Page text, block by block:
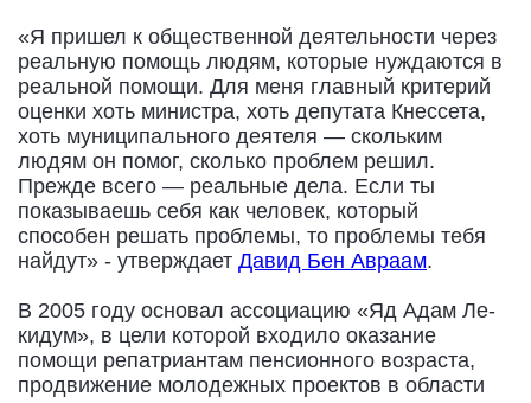
«Я пришел к общественной деятельности через
реальную помощь людям, которые нуждаются в
реальной помощи. Для меня главный критерий
оценки хоть министра, хоть депутата Кнессета,
хоть муниципального деятеля — скольким
людям он помог, сколько проблем решил.
Прежде всего — реальные дела. Если ты
показываешь себя как человек, который
способен решать проблемы, то проблемы тебя
найдут» - утверждает Давид Бен Авраам.
В 2005 году основал ассоциацию «Яд Адам Ле-
кидум», в цели которой входило оказание
помощи репатриантам пенсионного возраста,
продвижение молодежных проектов в области